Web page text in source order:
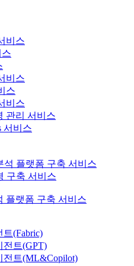
비스
스
비스
스
비스
관리 서비스
서비스
석 플랫폼 구축 서비스
구축 서비스
플랫폼 구축 서비스
(Fabric)
전트(GPT)
전트(ML&Copilot)